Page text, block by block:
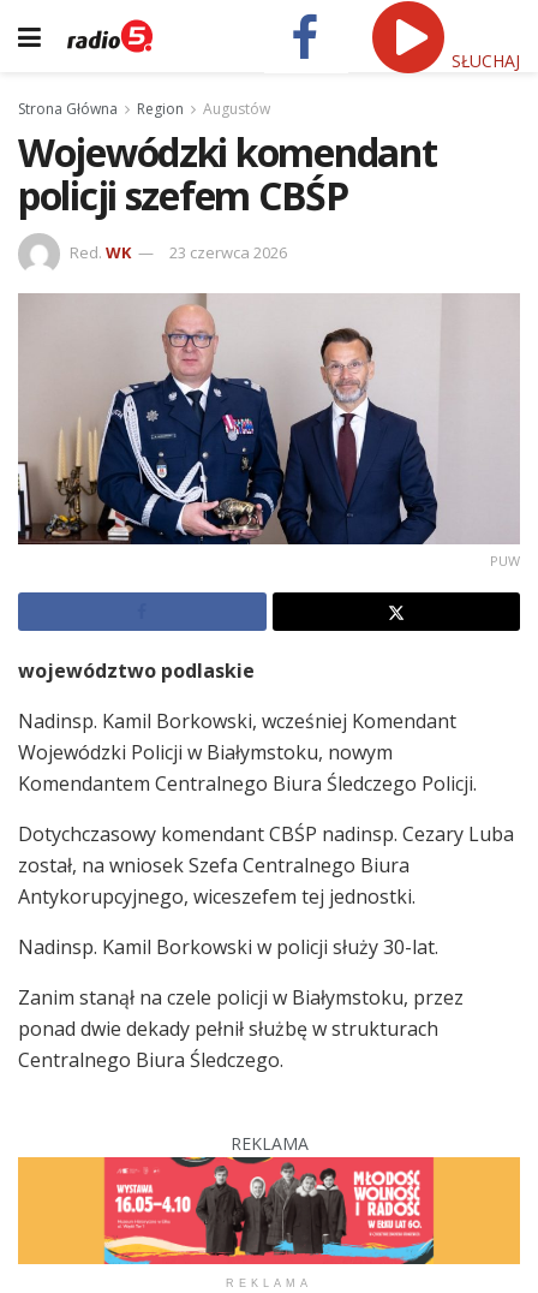
SŁUCHAJ
Strona Główna Region Augustów
Wojewódzki komendant
policji szefem CBŚP
Red. WK 23 czerwca 2026
PUW
województwo podlaskie
Nadinsp. Kamil Borkowski, wcześniej Komendant
Wojewódzki Policji w Białymstoku, nowym
Komendantem Centralnego Biura Śledczego Policji.
Dotychczasowy komendant CBŚP nadinsp. Cezary Luba
został, na wniosek Szefa Centralnego Biura
Antykorupcyjnego, wiceszefem tej jednostki.
Nadinsp. Kamil Borkowski w policji służy 30-lat.
Zanim stanął na czele policji w Białymstoku, przez
ponad dwie dekady pełnił służbę w strukturach
Centralnego Biura Śledczego.
REKLAMA
REKLAMA